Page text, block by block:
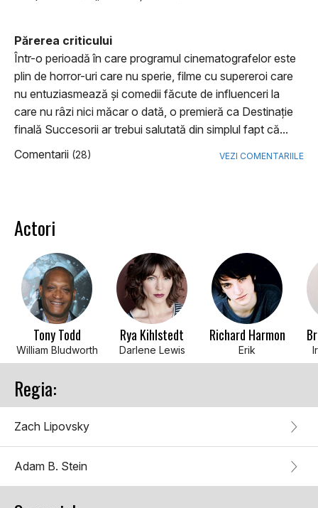
Părerea criticului
Într-o perioadă în care programul cinematografelor este
plin de horror-uri care nu sperie, filme cu supereroi care
nu entuziasmează şi comedii făcute de influenceri la
care nu râzi nici măcar o dată, o premieră ca Destinație
finală Succesorii ar trebui salutată din simplul fapt că...
Comentarii (28) VEZI COMENTARIILE
Actori
Tony Todd
William Bludworth
Rya Kihlstedt
Darlene Lewis
Richard Harmon
Erik
Regia:
Zach Lipovsky
Adam B. Stein